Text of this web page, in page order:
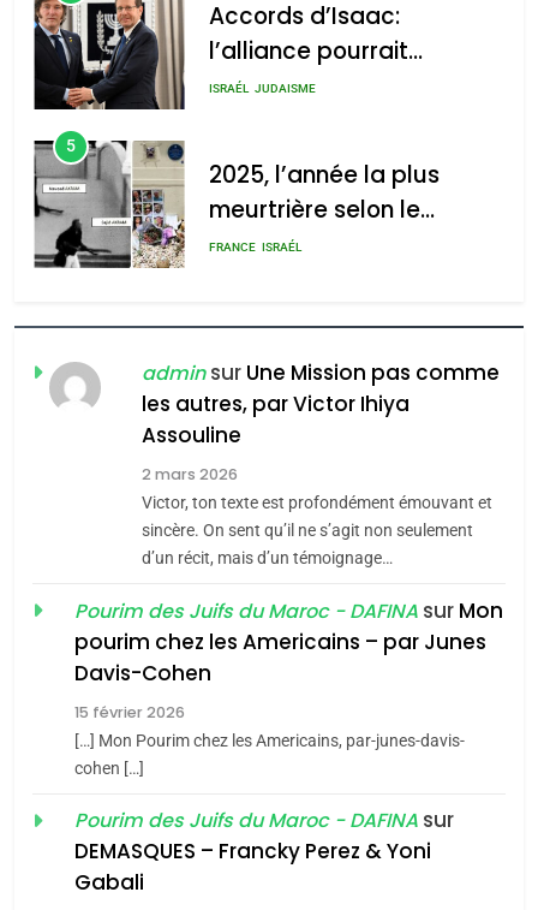
2025, l’année la plus
meurtrière selon le rapport
d’ADL contre
l’antisémitisme
admin 0
l’alliance pourrait
s’étendre à 13 pays
d’Amérique latine
ISRAÉL JUDAISME
5
meurtrière selon le
rapport d’ADL contre
l’antisémitisme
FRANCE ISRAÉL
6
POURQUOI JE REVENDIQUE
MA JUDAÏTE par Thérèse
Zrihen-Dvir
ISRAÉL JUDAISME
Jacques Hadida
JUDAISME
Maroc : Les amandes de
Tafraout, le miel de Tadla
Azilal consacrés produits
De Loya Stauber
CINEMA ISRAÉL
adminsur Une Mission pas comme
les autres, par Victor Ihiya
Assouline
2 mars 2026
Victor, ton texte est profondément émouvant et
sincère. On sent qu’il ne s’agit non seulement
d’un récit, mais d’un témoignage…
Pourim des Juifs du Maroc - DAFINA sur Mon
pourim chez les Americains – par Junes
Davis-Cohen
15 février 2026
[…] Mon Pourim chez les Americains, par-junes-davis-
cohen […]
Pourim des Juifs du Maroc - DAFINA sur
DEMASQUES – Francky Perez & Yoni
Gabali